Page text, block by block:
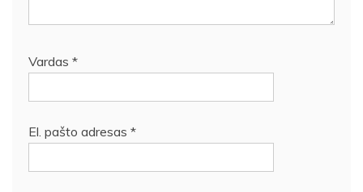
Vardas *
El. pašto adresas *